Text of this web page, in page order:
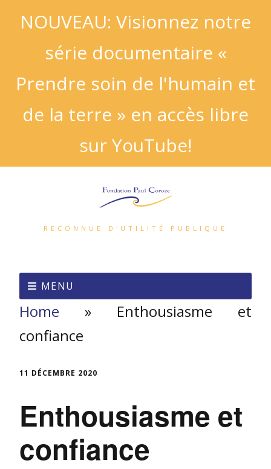
NOUVEAU: Visionnez notre
série documentaire «
Prendre soin de l'humain et
de la terre » en accès libre
sur YouTube!
RECONNUE D'UTILITÉ PUBLIQUE
MENU
Home » Enthousiasme et
confiance
11 DÉCEMBRE 2020
Enthousiasme et
confiance